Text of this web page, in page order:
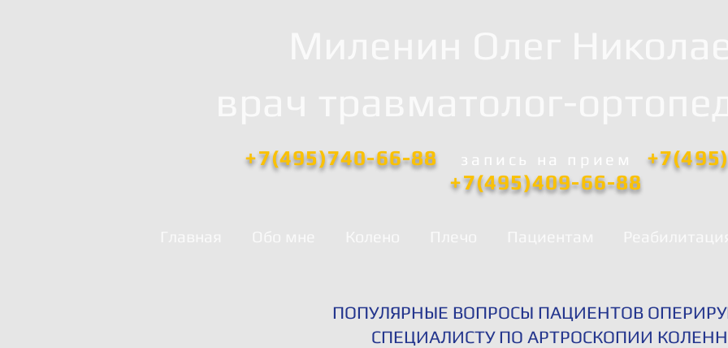
+7(495)740-66-88 запись на прием
+7(495)409-66-88
ПОПУЛЯРНЫЕ ВОПРОСЫ ПАЦИЕНТОВ
СПЕЦИАЛИСТУ ПО АРТРОСКОПИИ